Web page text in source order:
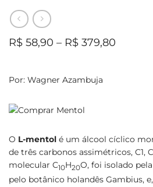
R$ 58,90 – R$ 379,80
Por: Wagner Azambuja
O L-mentol é um álcool cíclico
de três carbonos assimétricos, C1,
molecular C10H20O, foi isolado
pelo botânico holandês Gambius,